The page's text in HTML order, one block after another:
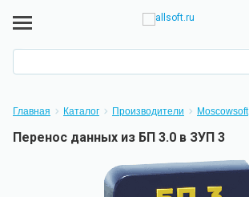
Главная Каталог Производители Moscowsoft
Перенос данных из БП 3.0 в ЗУП 3